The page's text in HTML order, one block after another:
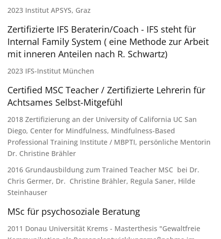
2023 Institut APSYS, Graz
Zertifizierte IFS Beraterin/Coach - IFS steht für
Internal Family System ( eine Methode zur Arbeit
mit inneren Anteilen nach R. Schwartz)
2023 IFS-Institut München
Certified MSC Teacher / Zertifizierte Lehrerin für
Achtsames Selbst-Mitgefühl
2018 Zertifizierung an der University of California UC San
Diego, Center for Mindfulness, Mindfulness-Based
Professional Training Institute / MBPTI, persönliche Mentorin
Dr. Christine Brähler
2016 Grundausbildung zum Trained Teacher MSC bei Dr.
Chris Germer, Dr. Christine Brähler, Regula Saner, Hilde
Steinhauser
MSc für psychosoziale Beratung
2011 Donau Universität Krems - Masterthesis "Gewaltfreie